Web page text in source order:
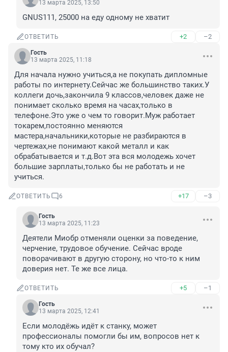
13 марта 2025, 13:50
GNUS111, 25000 на еду одному не хватит
ОТВЕТИТЬ +2 –2
Гость
13 марта 2025, 11:18
Для начала нужно учиться,а не покупать дипломные
работы по интернету.Сейчас же большинство таких.У
коллеги дочь,закончила 9 классов,человек даже не
понимает сколько время на часах,только в
телефоне.Это уже о чем то говорит.Муж работает
токарем,постоянно меняются
мастера,начальники,которые не разбираются в
чертежах,не понимают какой металл и как
обрабатывается и т.д.Вот эта вся молодежь хочет
большие зарплаты,только бы не работать и не
учиться.
ОТВЕТИТЬ 6 +17 –3
Гость
13 марта 2025, 11:23
Деятели Миобр отменяли оценки за поведение,
черчение, трудовое обучение. Сейчас вроде
поворачивают в другую сторону, но что-то к ним
доверия нет. Те же все лица.
ОТВЕТИТЬ +5 –1
Гость
13 марта 2025, 12:41
Если молодёжь идёт к станку, может
профессионалы помогли бы им, вопросов нет к
тому кто их обучал?